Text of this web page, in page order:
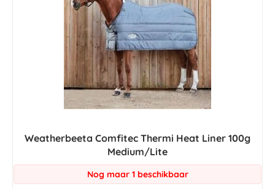
Weatherbeeta Comfitec Thermi Heat Liner 100g
Medium/Lite
Nog maar 1 beschikbaar